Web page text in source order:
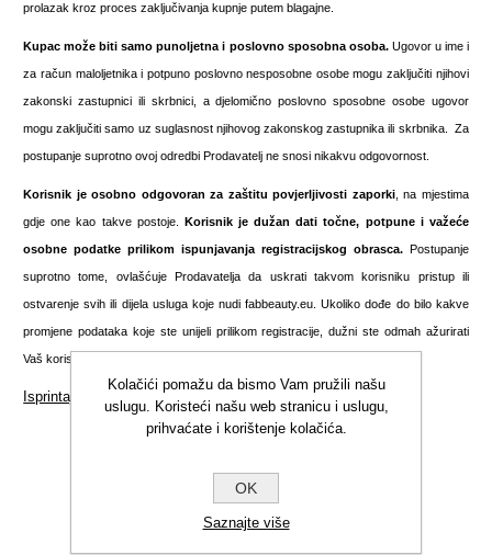
prolazak kroz proces zaključivanja kupnje putem blagajne.
Kupac može biti samo punoljetna i poslovno sposobna osoba.Ugovor u ime i
za račun maloljetnika i potpuno poslovno nesposobne osobe mogu zaključiti njihovi
zakonski zastupnici ili skrbnici, a djelomično poslovno sposobne osobe ugovor
mogu zaključiti samo uz suglasnost njihovog zakonskog zastupnika ili skrbnika. Za
postupanje suprotno ovoj odredbi Prodavatelj ne snosi nikakvu odgovornost.
Korisnik je osobno odgovoran za zaštitu povjerljivosti zaporki, na mjestima
gdje one kao takve postoje. Korisnik je dužan dati točne, potpune i važeće
osobne podatke prilikom ispunjavanja registracijskog obrasca.Postupanje
suprotno tome, ovlašćuje Prodavatelja da uskrati takvom korisniku pristup ili
ostvarenje svih ili dijela usluga koje nudi fabbeauty.eu. Ukoliko dođe do bilo kakve
promjene podataka koje ste unijeli prilikom registracije, dužni ste odmah ažurirati
Vaš korisnički račun kako biste nas obavijestili o nastalim promjenama.
Isprintajte ovu stranicu
NOVOSTI
Kolačići pomažu da bismo Vam pružili našu
uslugu. Koristeći našu web stranicu i uslugu,
prihvaćate i korištenje kolačića.
OK
Saznajte više